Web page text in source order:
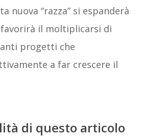
nuova “razza” si espanderà
favorirà il moltiplicarsi di
progetti che
a far crescere il
di questo articolo